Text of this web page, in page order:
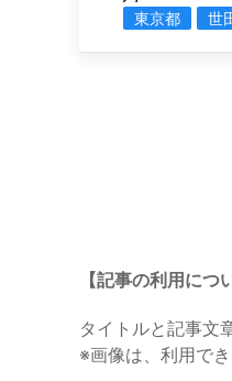
東京都 世
【記事の利用につ
タイトルと記事文
※画像は、利用で